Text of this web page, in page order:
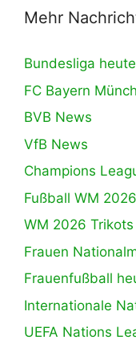
Mehr
Bundesliga heute
FC Bayern
BVB News
VfB News
Champions
Fußball WM
WM 2026 Trikots
Frauen
Frauenfußball
Internationale
UEFA Nations